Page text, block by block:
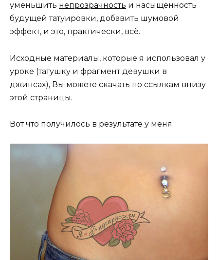
уменьшить непрозрачность и насыщенность
будущей татуировки, добавить шумовой
эффект, и это, практически, всё.
Исходные материалы, которые я использовал у
уроке (татушку и фрагмент девушки в
джинсах), Вы можете скачать по ссылкам внизу
этой страницы.
Вот что получилось в результате у меня: